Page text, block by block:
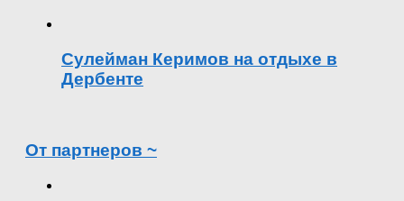
Сулейман Керимов на отдыхе в
Дербенте
От партнеров ~